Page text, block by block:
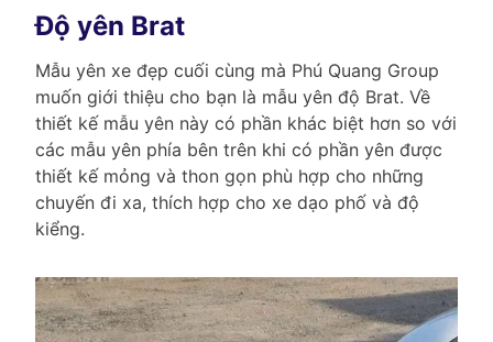
Độ yên Brat
Mẫu yên xe đẹp cuối cùng mà Phú Quang Group
muốn giới thiệu cho bạn là mẫu yên độ Brat. Về
thiết kế mẫu yên này có phần khác biệt hơn so với
các mẫu yên phía bên trên khi có phần yên được
thiết kế mỏng và thon gọn phù hợp cho những
chuyến đi xa, thích hợp cho xe dạo phố và độ
kiểng.